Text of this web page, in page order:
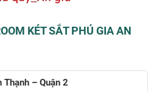
KÉT SẮT PHÚ GIA AN
Thạnh – Quận 2